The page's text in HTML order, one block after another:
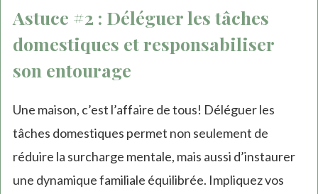
Astuce #2 : Déléguer les tâches
domestiques et responsabiliser
son entourage
Une maison, c’est l’affaire de tous! Déléguer les
tâches domestiques permet non seulement de
réduire la surcharge mentale, mais aussi d’instaurer
une dynamique familiale équilibrée. Impliquez vos